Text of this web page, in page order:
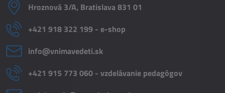
Hroznová 3/A, Bratislava 831 01
+421 918 322 199 - e-shop
info​@vnimavedeti​.sk
+421 915 773 060 - vzdelávanie pedagógov